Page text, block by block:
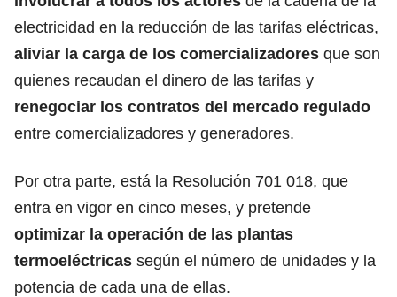
electricidad en la reducción de las tarifas eléctricas,
aliviar la carga de los comercializadores que son
quienes recaudan el dinero de las tarifas y
renegociar los contratos del mercado regulado
entre comercializadores y generadores.
Por otra parte, está la Resolución 701 018, que
entra en vigor en cinco meses, y pretende
optimizar la operación de las plantas
termoeléctricas según el número de unidades y la
potencia de cada una de ellas.